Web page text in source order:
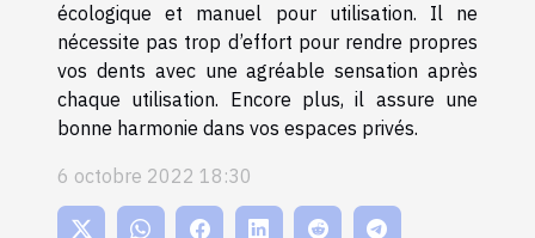
écologique et manuel pour utilisation. Il ne
nécessite pas trop d’effort pour rendre propres
vos dents avec une agréable sensation après
chaque utilisation. Encore plus, il assure une
bonne harmonie dans vos espaces privés.
6 octobre 2022 18:30